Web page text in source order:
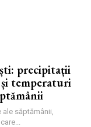
precipitații
temperaturi
săptămânii,